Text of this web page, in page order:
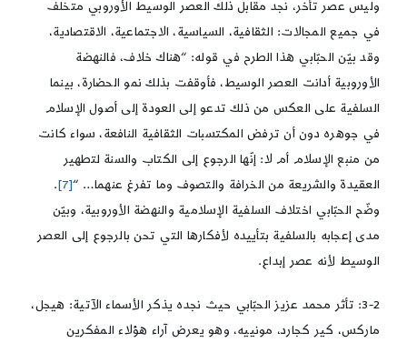
وليس عصر تأخر، نجد مقابل ذلك العصر الوسيط الأوروبي متخلف
في جميع المجالات: الثقافية، السياسية، الاجتماعية، الاقتصادية،
وقد بيّن الحبّابي هذا الطرح في قوله: “هناك خلاف، فالنهضة
الأوروبية أدانت العصر الوسيط، فأوقفت بذلك نمو الحضارة، بينما
السلفية على العكس من ذلك تدعو إلى العودة إلى أصول الإسلام
في جوهره دون أن ترفض المكتسبات الثقافية النافعة، سواء كانت
من منبع الإسلام أم لا: إنّها الرجوع إلى الكتاب والسنة لتطهير
العقيدة والشريعة من الخرافة والتصوف وما تفرغ عنهما… “[7]
.
وضّح الحبّابي اختلاف السلفية الإسلامية والنهضة الأوروبية، وبيّن
مدى إعجابه بالسلفية بتأييده لأفكارها التي تحن بالرجوع إلى العصر
الوسيط لأنه عصر إبداع.
3-2: تأثر محمد عزيز الحبّابي حيث نجده يذكر الأسماء الآتية: هيجل،
ماركس، كير كجارد، مونييه، وهو يعرض آراء هؤلاء المفكرين